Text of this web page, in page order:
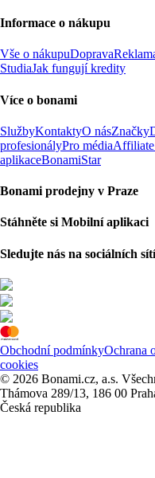
Informace o nákupu
Vše o nákupuDoprava
StudiaJak fungují kredity
Více o bonami
SlužbyKontaktyO násZnačky
profesionályPro média
aplikaceBonamiStar
Bonami prodejny v Praze
Stáhněte si Mobilní aplikaci
Sledujte nás na sociálních
Obchodní podmínkyOchrana
cookies
© 2026 Bonami.cz, a.s.
Thámova 289/13, 186 00
Česká republika